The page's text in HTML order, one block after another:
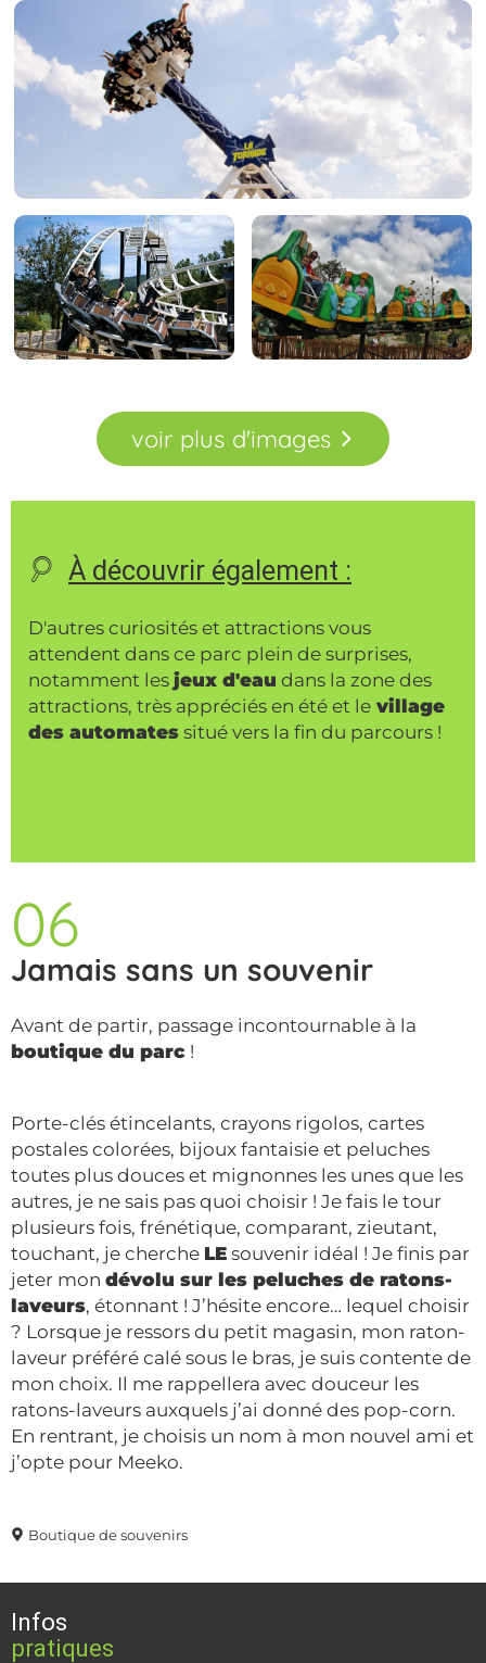
voir plus d'images
À découvrir également :
D'autres curiosités et attractions vous
attendent dans ce parc plein de surprises,
notamment les jeux d'eau dans la zone des
attractions, très appréciés en été et le village
des automates situé vers la fin du parcours !
Boutique de souvenirs
06
Jamais sans un souvenir
Avant de partir, passage incontournable à la
boutique du parc !
Porte-clés étincelants, crayons rigolos, cartes
postales colorées, bijoux fantaisie et peluches
toutes plus douces et mignonnes les unes que les
autres, je ne sais pas quoi choisir ! Je fais le tour
plusieurs fois, frénétique, comparant, zieutant,
touchant, je cherche LE souvenir idéal ! Je finis par
jeter mon dévolu sur les peluches de ratons-
laveurs, étonnant ! J’hésite encore… lequel choisir
? Lorsque je ressors du petit magasin, mon raton-
laveur préféré calé sous le bras, je suis contente de
mon choix. Il me rappellera avec douceur les
ratons-laveurs auxquels j’ai donné des pop-corn.
En rentrant, je choisis un nom à mon nouvel ami et
j’opte pour Meeko.
Infos
pratiques